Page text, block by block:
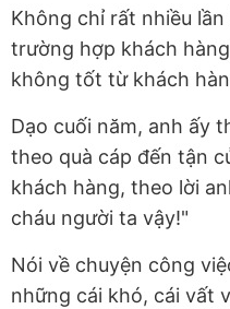
Không chỉ rất nhiều
trường hợp khách
không tốt từ khách
Dạo cuối năm, anh ấy
theo quà cáp đến tận
khách hàng, theo lời
cháu người ta vậy!"
Nói về chuyện công
những cái khó, cái vất